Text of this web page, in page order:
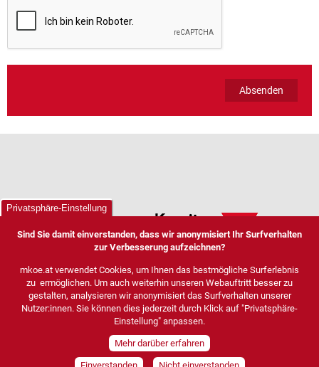
Privatsphäre-Einstellung
Sind Sie damit einverstanden, dass wir anonymisiert Ihr Surfverhalten
zur Verbesserung aufzeichnen?
mkoe.at verwendet Cookies, um Ihnen das bestmögliche Surferlebnis
zu ermöglichen. Um auch weiterhin unseren Webauftritt besser zu
gestalten, analysieren wir anonymisiert das Surfverhalten unserer
Nutzer:innen. Sie können dies jederzeit durch Klick auf "Privatsphäre-
Einstellung" anpassen.
Mehr darüber erfahren